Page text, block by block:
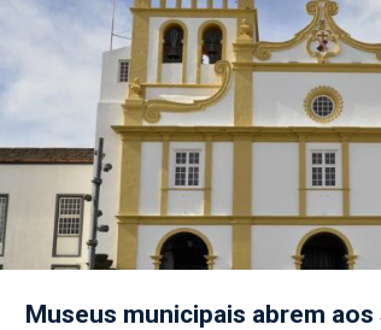
Museus municipais abrem